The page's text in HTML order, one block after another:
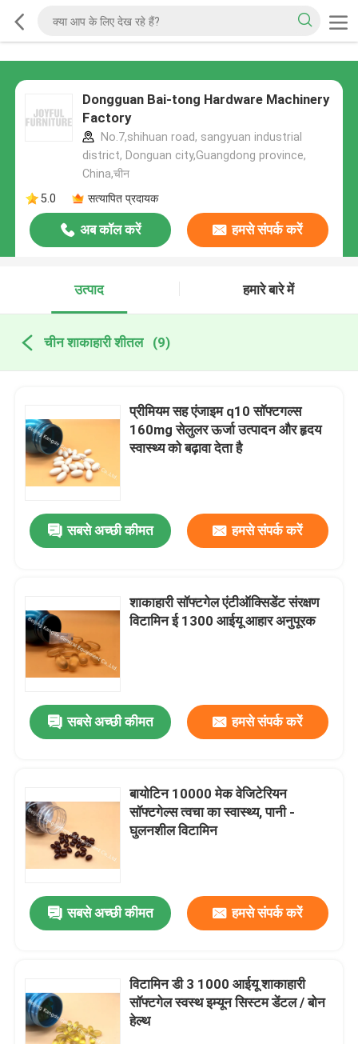
Dongguan Bai-tong Hardware Machinery
Factory
No.7,shihuan road, sangyuan industrial
district, Donguan city,Guangdong province,
China,चीन
5.0
सत्यापित प्रदायक
अब कॉल करें हमसे संपर्क करें
उत्पाद हमारे बारे में
चीन शाकाहारी शीतल (9)
प्रीमियम सह एंजाइम q10 सॉफ्टगल्स
160mg सेलुलर ऊर्जा उत्पादन और हृदय
स्वास्थ्य को बढ़ावा देता है
सबसे अच्छी कीमत हमसे संपर्क करें
शाकाहारी सॉफ्टगेल एंटीऑक्सिडेंट संरक्षण
विटामिन ई 1300 आईयू आहार अनुपूरक
सबसे अच्छी कीमत हमसे संपर्क करें
बायोटिन 10000 मेक वेजिटेरियन
सॉफ्टगेल्स त्वचा का स्वास्थ्य, पानी -
घुलनशील विटामिन
सबसे अच्छी कीमत हमसे संपर्क करें
विटामिन डी 3 1000 आईयू शाकाहारी
सॉफ्टगेल स्वस्थ इम्यून सिस्टम डेंटल / बोन
हेल्थ